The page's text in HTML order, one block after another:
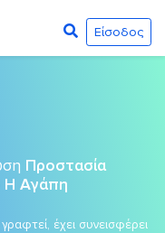
Είσοδος
Προστασία
Αγάπη
έχει συνεισφέρει